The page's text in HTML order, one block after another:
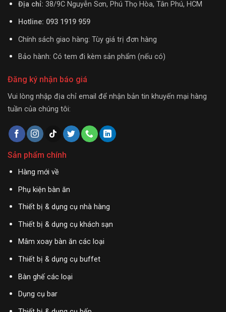
Địa chỉ: 38/9C Nguyễn Sơn, Phú Thọ Hòa, Tân Phú, HCM
Hotline: 093 1919 959
Chính sách giao hàng: Tùy giá trị đơn hàng
Bảo hành: Có tem đi kèm sản phẩm (nếu có)
Đăng ký nhận báo giá
Vui lòng nhập địa chỉ email để nhận bản tin khuyến mại hàng
tuần của chúng tôi:
Sản phẩm chính
Hàng mới về
Phụ kiện bàn ăn
Thiết bị & dụng cụ nhà hàng
Thiết bị & dụng cụ khách sạn
Mâm xoay bàn ăn các loại
Thiết bị & dụng cụ buffet
Bàn ghế các loại
Dụng cụ bar